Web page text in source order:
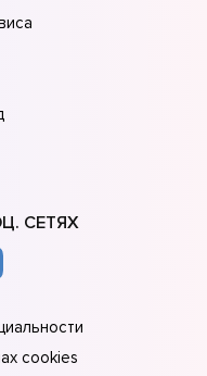
СЕТЯХ
cookies